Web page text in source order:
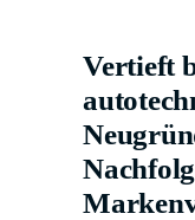
Vertieft